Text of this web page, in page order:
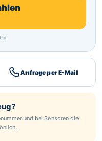
Anfrage per E-Mail
und bei Sensoren die